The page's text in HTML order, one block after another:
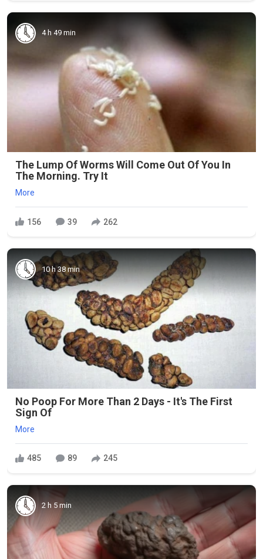
4 h 49 min
The Lump Of Worms Will Come Out Of You In
The Morning. Try It
More
156 39 262
10 h 38 min
No Poop For More Than 2 Days - It's The First
Sign Of
More
485 89 245
2 h 5 min